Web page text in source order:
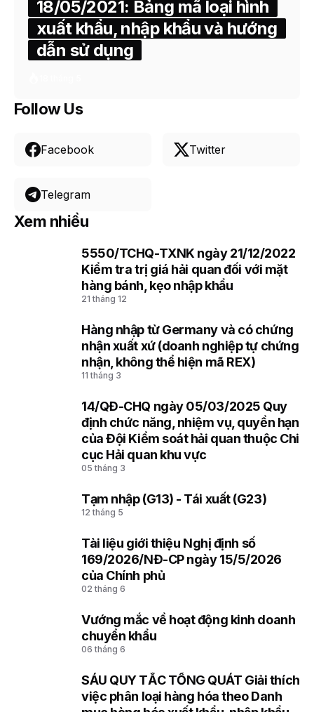
18/05/2021: Bảng mã loại hình
xuất khẩu, nhập khẩu và hướng
dẫn sử dụng
Follow Us
Facebook Twitter
Telegram
Xem nhiều
5550/TCHQ-TXNK ngày 21/12/2022
Kiểm tra trị giá hải quan đối với mặt
hàng bánh, kẹo nhập khẩu
21 tháng 12
Hàng nhập từ Germany và có chứng
nhận xuất xứ (doanh nghiệp tự chứng
nhận, không thể hiện mã REX)
11 tháng 3
14/QĐ-CHQ ngày 05/03/2025 Quy
định chức năng, nhiệm vụ, quyền hạn
của Đội Kiểm soát hải quan thuộc Chi
cục Hải quan khu vực
05 tháng 3
Tạm nhập (G13) - Tái xuất (G23)
12 tháng 5
Tài liệu giới thiệu Nghị định số
169/2026/NĐ-CP ngày 15/5/2026
của Chính phủ
02 tháng 6
Vướng mắc về hoạt động kinh doanh
chuyển khẩu
06 tháng 6
SÁU QUY TẮC TỔNG QUÁT Giải thích
việc phân loại hàng hóa theo Danh